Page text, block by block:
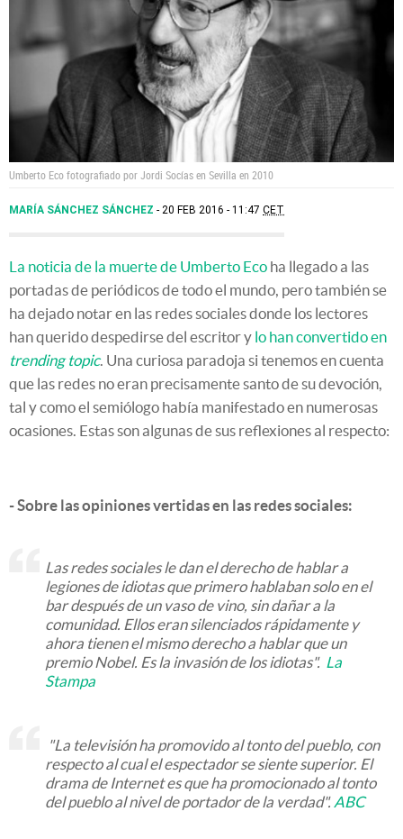
Umberto Eco fotografiado por Jordi Socías en Sevilla en 2010
MARÍA SÁNCHEZ SÁNCHEZ 20 FEB 2016 - 11:47 CET
La noticia de la muerte de Umberto Eco ha llegado a las
portadas de periódicos de todo el mundo, pero también se
ha dejado notar en las redes sociales donde los lectores
han querido despedirse del escritor y lo han convertido en
trending topic. Una curiosa paradoja si tenemos en cuenta
que las redes no eran precisamente santo de su devoción,
tal y como el semiólogo había manifestado en numerosas
ocasiones. Estas son algunas de sus reflexiones al respecto:
- Sobre las opiniones vertidas en las redes sociales:
Las redes sociales le dan el derecho de hablar a
legiones de idiotas que primero hablaban solo en el
bar después de un vaso de vino, sin dañar a la
comunidad. Ellos eran silenciados rápidamente y
ahora tienen el mismo derecho a hablar que un
premio Nobel. Es la invasión de los idiotas". La
Stampa
"La televisión ha promovido al tonto del pueblo, con
respecto al cual el espectador se siente superior. El
drama de Internet es que ha promocionado al tonto
del pueblo al nivel de portador de la verdad". ABC